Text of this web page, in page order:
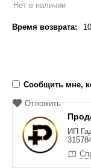
Нет в наличии
Время возврата:
Сообщить мне,
Отложить
ИП